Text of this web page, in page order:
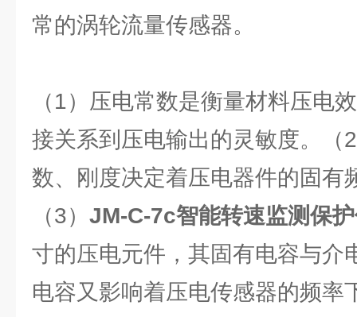
常的涡轮流量传感器。
（1）压电常数是衡量材料压电
接关系到压电输出的灵敏度。（
数、刚度决定着压电器件的固有
（3） JM-C-7c智能转速监测保
寸的压电元件，其固有电容与介
电容又影响着压电传感器的频率